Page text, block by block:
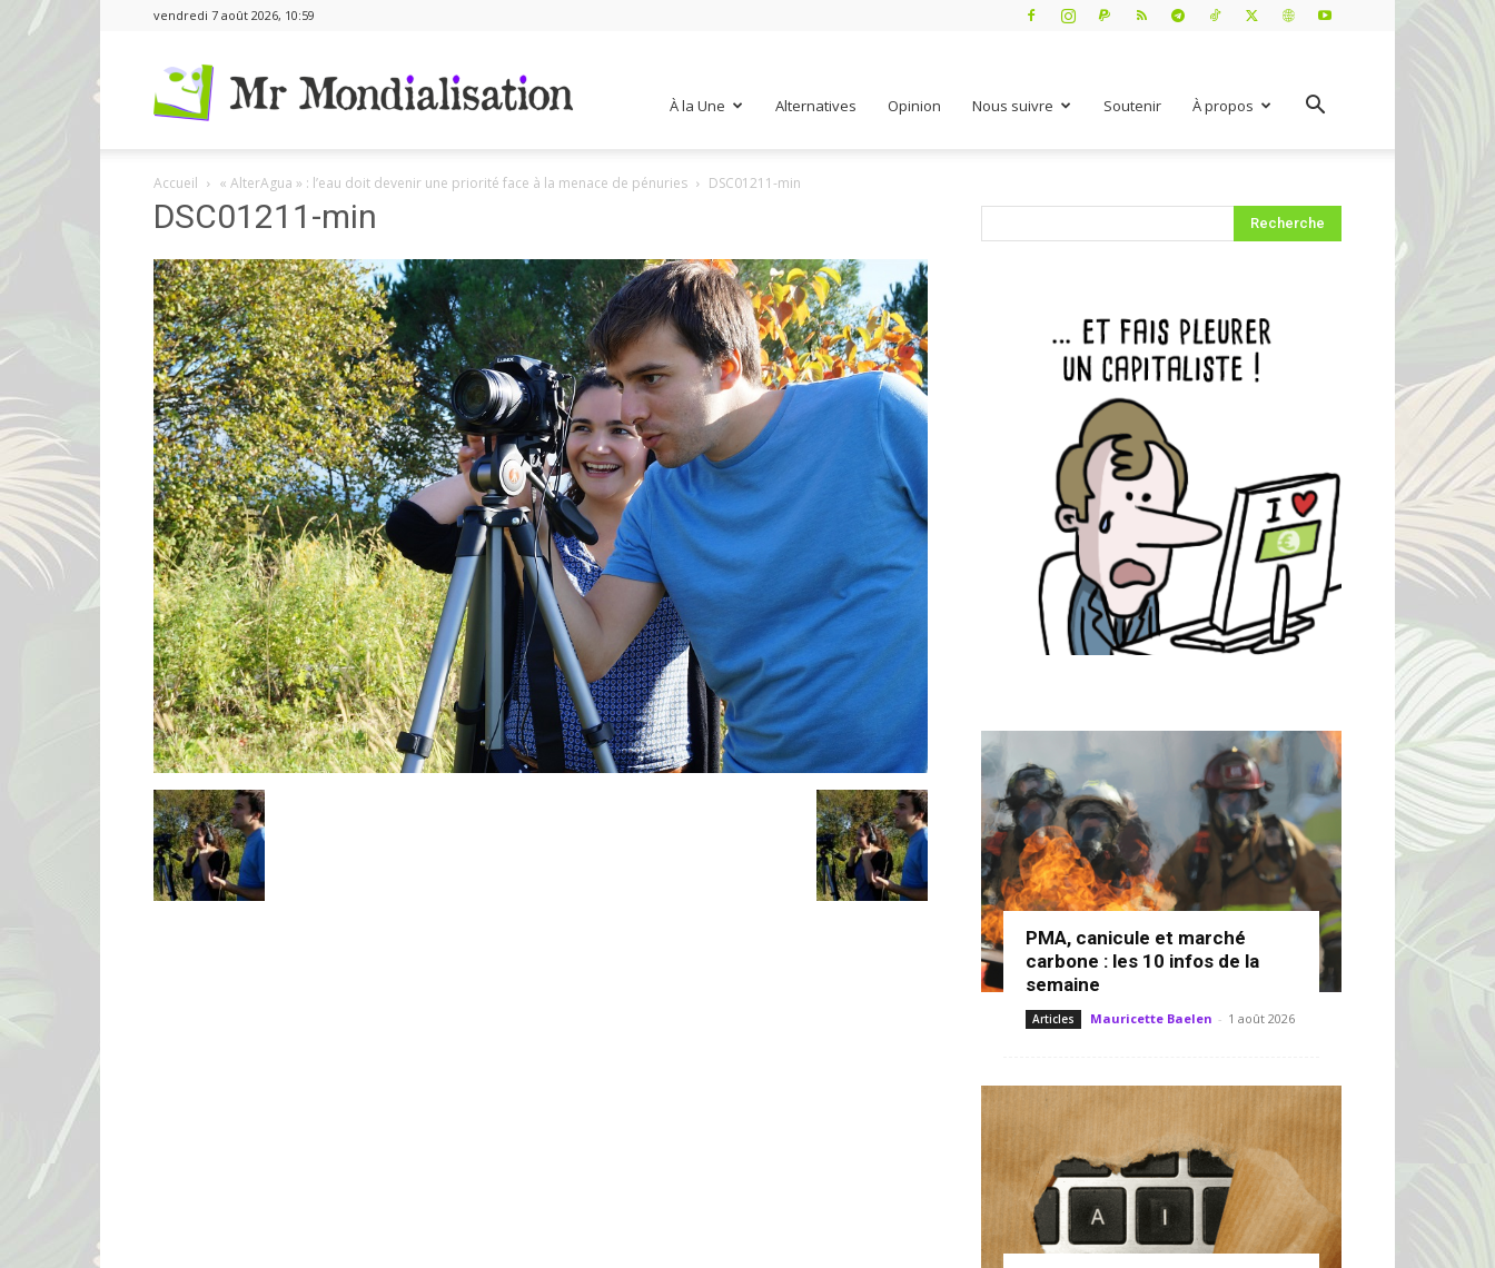
vendredi 7 août 2026, 10:59
À la Une Alternatives Opinion Nous suivre Soutenir À propos
Accueil « AlterAgua » : l’eau doit devenir une priorité face à la menace de pénuries DSC01211-min
DSC01211-min
PMA, canicule et marché
carbone : les 10 infos de la
semaine
Articles Mauricette Baelen - 1 août 2026